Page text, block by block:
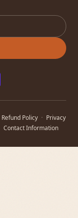
Refund Policy · Privacy
Contact Information